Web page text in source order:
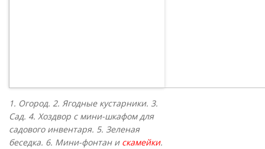
1. Огород. 2. Ягодные кустарники. 3.
Сад. 4. Хоздвор с мини-шкафом для
садового инвентаря. 5. Зеленая
беседка. 6. Мини-фонтан и скамейки.